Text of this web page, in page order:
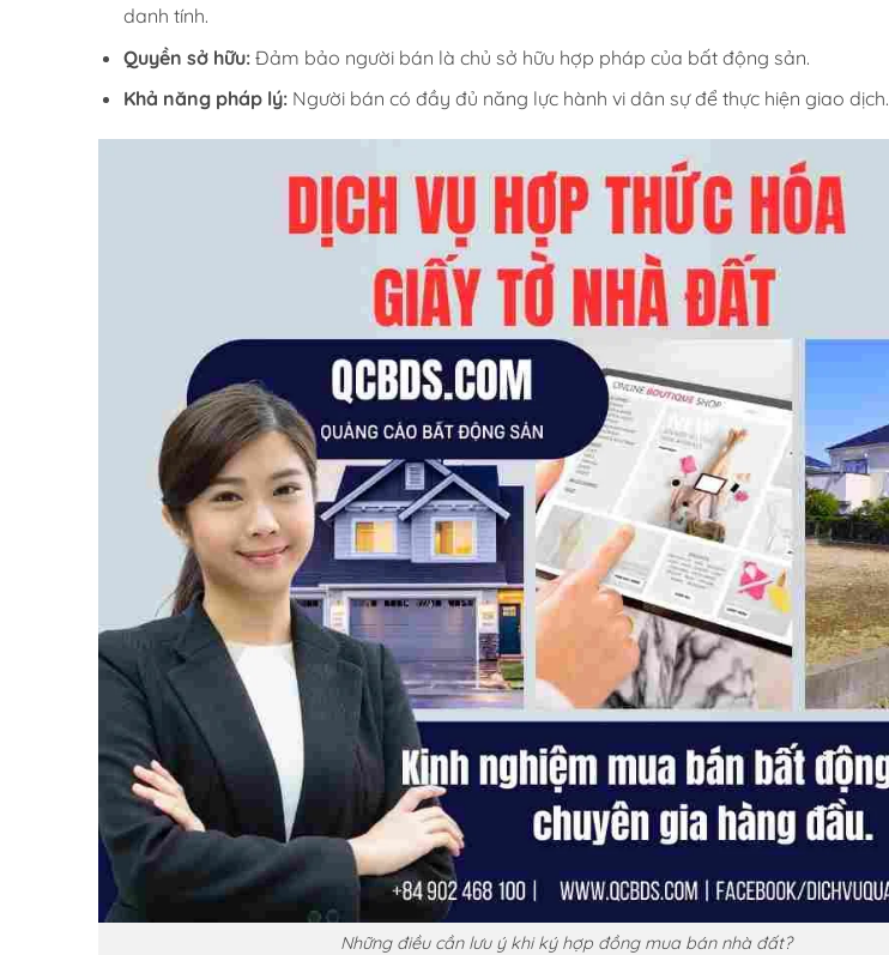
danh tính.
Quyền sở hữu:Đảm bảo người bán là chủ sở hữu hợp pháp của bất động sản.
Khả năng pháp lý:Người bán có đầy đủ năng lực hành vi dân sự để thực hiện giao dịch.
Những điều cần lưu ý khi ký hợp đồng mua bán nhà đất?